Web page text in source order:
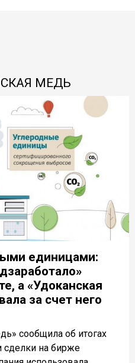
МЕДЬ
единицами:
а «Удоканская
за счет него
сообщила об итогах
сделки на бирже